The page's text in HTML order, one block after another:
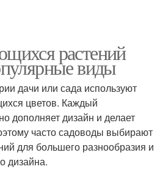
растений
виды
дачи или сада используют
цветов. Каждый
дополняет дизайн и делает
часто садоводы выбирают
для большего разнообразия и
дизайна.